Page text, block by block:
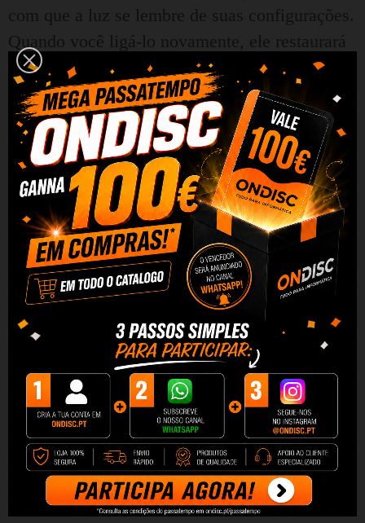
com que a luz se lembre de suas configurações.
Quando você ligá-lo novamente, ele restaurará
automaticamente a última configuração usada.
Personalize de acordo com
suas necessidades